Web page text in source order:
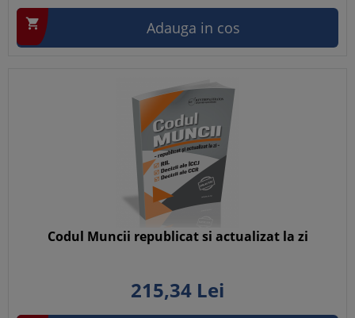
 Adauga in cos
Codul Muncii republicat si actualizat la zi
215,34 Lei